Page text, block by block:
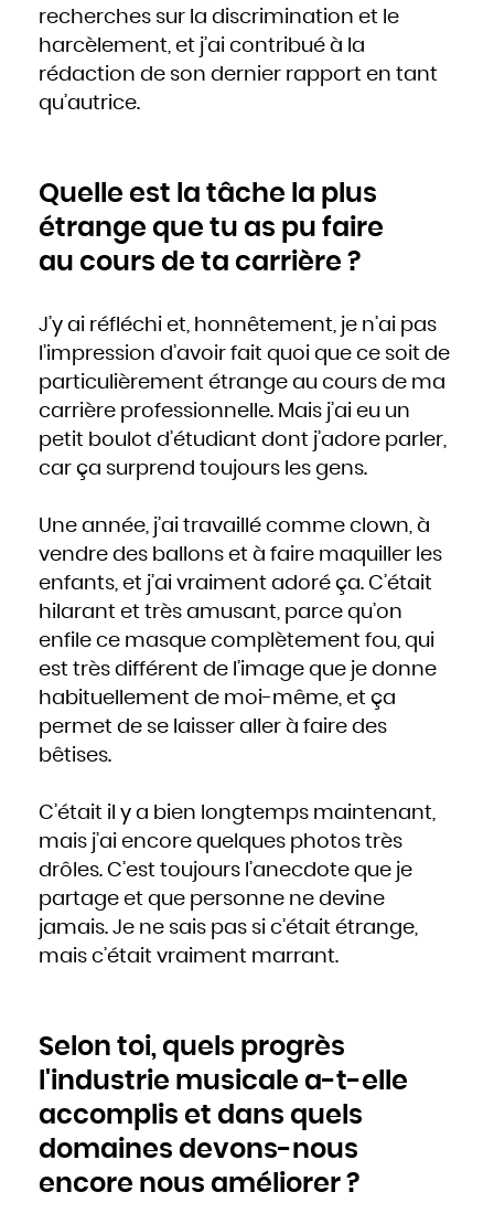
recherches sur la discrimination et le
harcèlement, et j’ai contribué à la
rédaction de son dernier rapport en tant
qu’autrice.
Quelle est la tâche la plus
étrange que tu as pu faire
au cours de ta carrière ?
J’y ai réfléchi et, honnêtement, je n’ai pas
l’impression d’avoir fait quoi que ce soit de
particulièrement étrange au cours de ma
carrière professionnelle. Mais j’ai eu un
petit boulot d’étudiant dont j’adore parler,
car ça surprend toujours les gens.
Une année, j’ai travaillé comme clown, à
vendre des ballons et à faire maquiller les
enfants, et j’ai vraiment adoré ça. C’était
hilarant et très amusant, parce qu’on
enfile ce masque complètement fou, qui
est très différent de l’image que je donne
habituellement de moi-même, et ça
permet de se laisser aller à faire des
bêtises.
C’était il y a bien longtemps maintenant,
mais j’ai encore quelques photos très
drôles. C’est toujours l’anecdote que je
partage et que personne ne devine
jamais. Je ne sais pas si c’était étrange,
mais c’était vraiment marrant.
Selon toi, quels progrès
l'industrie musicale a-t-elle
accomplis et dans quels
domaines devons-nous
encore nous améliorer ?